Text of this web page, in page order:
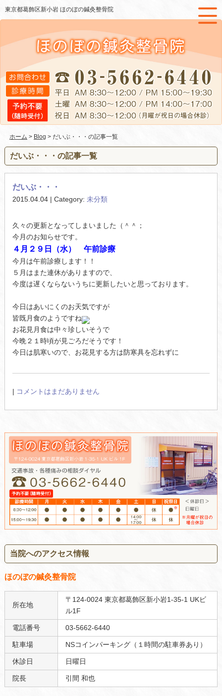
東京都葛飾区新小岩 ほのぼの鍼灸整骨院
ホーム > Blog > だいぶ・・・の記事一覧
だいぶ・・・の記事一覧
だいぶ・・・
2015.04.04 | Category: 未分類
久々の更新となってしまいました（＾＾；
今月のお知らせです。
４月２９日（水） 午前診療
今月は午前診療します！！
５月はまた連休がありますので、
今度は遅くならないうちに更新したいと思っております。
今日はあいにくのお天気ですが
皆既月食のようですね
お花見月食は中々珍しいそうで
今晩２１時頃が見ごろだそうです！
今日は肌寒いので、お花見する方は防寒具を忘れずに
| コメントはまだありません
当院へのアクセス情報
ほのぼの鍼灸整骨院
所在地
〒124-0024 東京都葛飾区新小岩1-35-1 UKビ
ル1F
電話番号 03-5662-6440
駐車場 NSコインパーキング（１時間の駐車券あり）
休診日 日曜日
院長 引間 和也